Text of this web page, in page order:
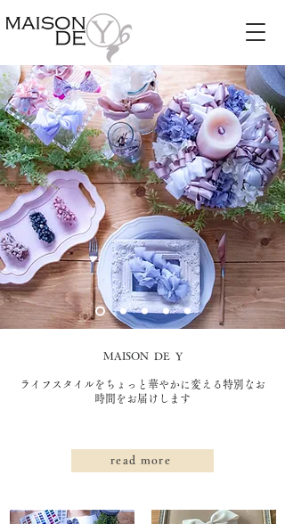
MAISON DE Y
​ライフスタイルをちょっと華やかに変える特別なお
時間をお届けします
read more